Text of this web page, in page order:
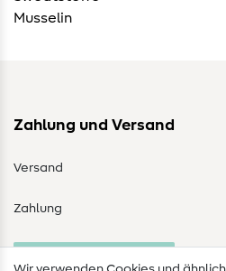
Musselin
Zahlung und Versand
Versand
Zahlung